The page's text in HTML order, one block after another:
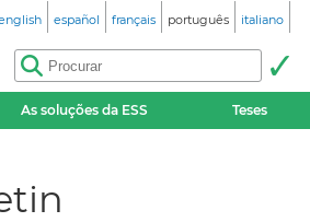
español français português italiano
As soluções da ESS Teses